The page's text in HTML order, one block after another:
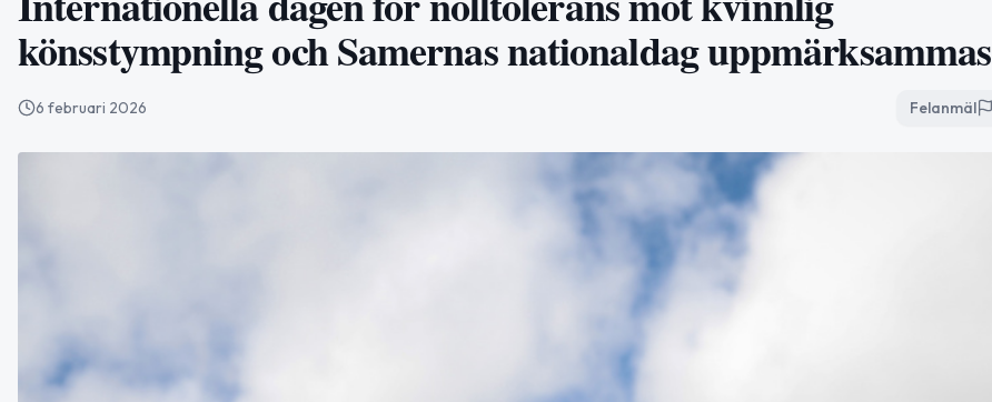
könsstympning och Samernas nationaldag uppmärksammas
6 februari 2026 Felanmäl